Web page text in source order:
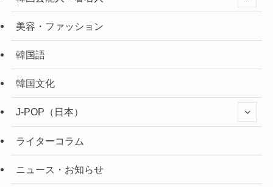
美容・ファッション
韓国語
韓国文化
J-POP（日本）
ライターコラム
ニュース・お知らせ